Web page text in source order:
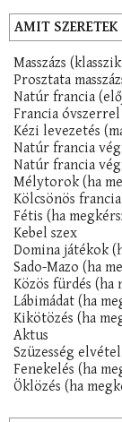
AMIT SZERETEK
Masszázs
Prosztata
Natúr francia
Francia óvszerrel
Kézi levezetés
Natúr francia
Natúr francia
Mélytorok (ha
Kölcsönös francia
Fétis (ha
Kebel szex
Domina játékok
Sado-Mazo (ha
Közös fürdés (ha
Lábimádat (ha
Kikötözés (ha
Aktus
Szüzesség elvétel
Fenekelés (ha
Öklözés (ha